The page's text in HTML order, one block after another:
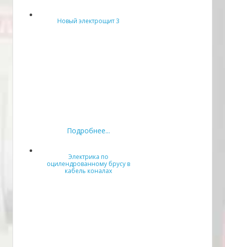
Новый электрощит 3
Подробнее...
Электрика по
оцилендрованному брусу в
кабель коналах